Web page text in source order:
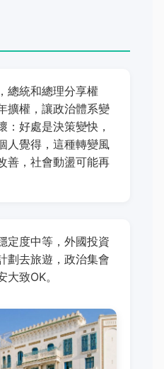
總統和總理分享權
擴權，讓政治體系變
：好處是決策變快，
人覺得，這種轉變風
善，社會動盪可能再
定度中等，外國投資
劃去旅遊，政治集會
致OK。